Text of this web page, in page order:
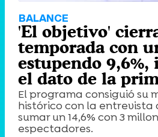
BALANCE
'El objetivo'
temporada con
estupendo 9,6%,
el dato de la
El programa consiguió su
histórico con la entrevista
sumar un 14,6% con 3
espectadores.